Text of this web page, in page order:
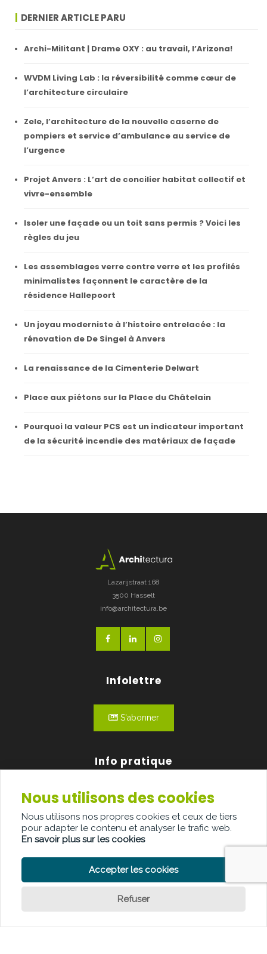
DERNIER ARTICLE PARU
Archi-Militant | Drame OXY : au travail, l’Arizona!
WVDM Living Lab : la réversibilité comme cœur de
l’architecture circulaire
Zele, l’architecture de la nouvelle caserne de
pompiers et service d’ambulance au service de
l’urgence
Projet Anvers : L’art de concilier habitat collectif et
vivre-ensemble
Isoler une façade ou un toit sans permis ? Voici les
règles du jeu
Les assemblages verre contre verre et les profilés
minimalistes façonnent le caractère de la
résidence Hallepoort
Un joyau moderniste à l’histoire entrelacée : la
rénovation de De Singel à Anvers
La renaissance de la Cimenterie Delwart
Place aux piétons sur la Place du Châtelain
Pourquoi la valeur PCS est un indicateur important
de la sécurité incendie des matériaux de façade
Lazarijstraat 168
3500 Hasselt
info@architectura.be
Infolettre
S'abonner
Info pratique
Qui sommes-nous?
Publicité
Contact
Nous utilisons des cookies
Nous utilisons nos propres cookies et ceux de tiers
pour adapter le contenu et analyser le trafic web.
En savoir plus sur les cookies
Accepter les cookies
Refuser